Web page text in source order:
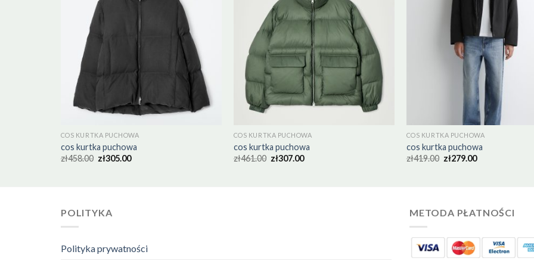
COS KURTKA PUCHOWA
cos kurtka puchowa
zł458.00 zł305.00
COS KURTKA PUCHOWA
cos kurtka puchowa
zł461.00 zł307.00
COS KURTKA PUCHOWA
cos kurtka puchowa
zł419.00 zł279.00
POLITYKA
Polityka prywatności
METODA PŁATNOŚCI